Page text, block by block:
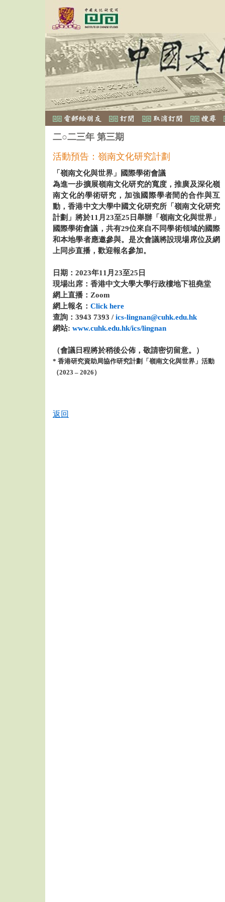
二○二三年 第三期
活動預告：嶺南文化研究計劃
「嶺南文化與世界」國際學術會議
為進一步擴展嶺南文化研究的寬度，推廣及深化嶺
南文化的學術研究，加強國際學者間的合作與互
動，香港中文大學中國文化研究所「嶺南文化研究
計劃」將於11月23至25日舉辦「嶺南文化與世界」
國際學術會議，共有29位來自不同學術領域的國際
和本地學者應邀參與。是次會議將設現場席位及網
上同步直播，歡迎報名參加。
日期：2023年11月23至25日
現場出席：香港中文大學大學行政樓地下祖堯堂
網上直播：Zoom
網上報名： Click here
查詢：3943 7393 /ics-lingnan@cuhk.edu.hk
網站: www.cuhk.edu.hk/ics/lingnan
（會議日程將於稍後公佈，敬請密切留意。）
* 香港研究資助局協作研究計劃「嶺南文化與世界」活動
（2023 – 2026）
返回